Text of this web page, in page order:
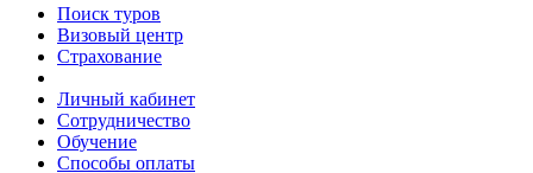
Поиск туров
Визовый центр
Страхование
Личный кабинет
Сотрудничество
Обучение
Способы оплаты